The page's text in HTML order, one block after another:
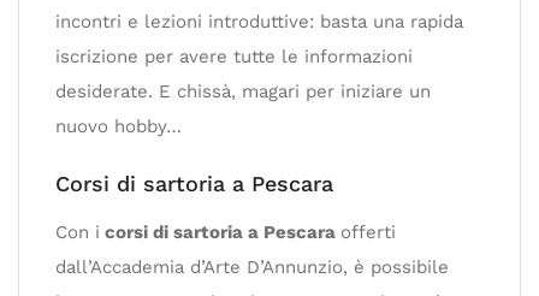
incontri e lezioni introduttive: basta una rapida
iscrizione per avere tutte le informazioni
desiderate. E chissà, magari per iniziare un
nuovo hobby…
Corsi di sartoria a Pescara
Con i corsi di sartoria a Pescara offerti
dall’Accademia d’Arte D’Annunzio, è possibile